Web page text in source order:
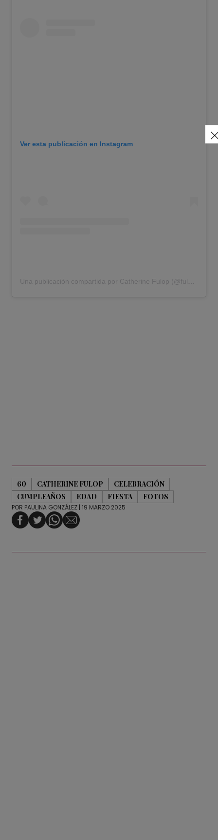
Ver esta publicación en Instagram
Una publicación compartida por Catherine Fulop (@fulopcatherine)
60 CATHERINE FULOP
CELEBRACIÓN
CUMPLEAÑOS
EDAD FIESTA FOTOS
POR PAULINA GONZÁLEZ | 19 MARZO 2025